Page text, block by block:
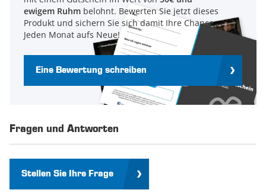
ewigem Ruhm belohnt. Bewerten Sie jetzt dieses
Produkt und sichern Sie sich damit Ihre Chance.
Jeden Monat aufs Neue!
Eine Bewertung schreiben
Fragen und Antworten
Stellen Sie Ihre Frage